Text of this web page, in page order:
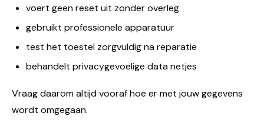
voert geen reset uit zonder overleg
gebruikt professionele apparatuur
test het toestel zorgvuldig na reparatie
behandelt privacygevoelige data netjes
Vraag daarom altijd vooraf hoe er met jouw gegevens
wordt omgegaan.